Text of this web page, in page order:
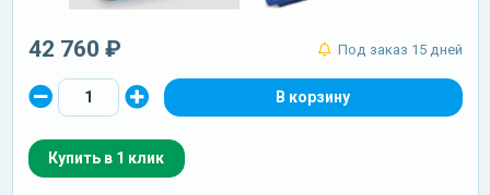
42 760 ₽ Под заказ 15 дней
Купить в 1 клик